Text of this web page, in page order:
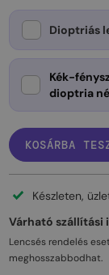
Dioptriás
Kék-
dioptria
KOSÁRBA
Készleten,
Várható szállítási
Lencsés rendelés
meghosszabbodhat.